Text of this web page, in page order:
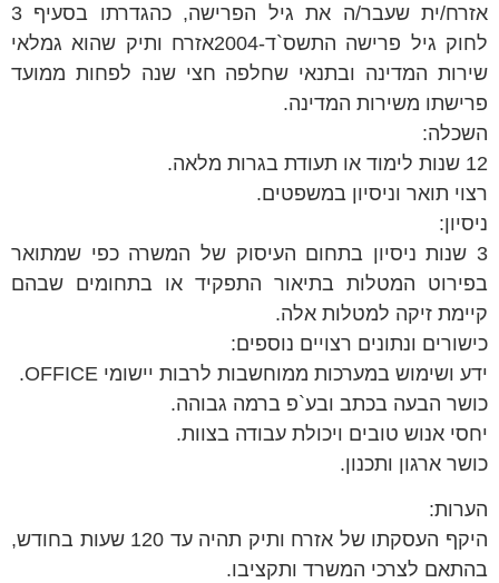
אזרח/ית שעבר/ה את גיל הפרישה, כהגדרתו בסעיף 3
לחוק גיל פרישה התשס`ד-2004אזרח ותיק שהוא גמלאי
שירות המדינה ובתנאי שחלפה חצי שנה לפחות ממועד
פרישתו משירות המדינה.
השכלה:
12 שנות לימוד או תעודת בגרות מלאה.
רצוי תואר וניסיון במשפטים.
ניסיון:
3 שנות ניסיון בתחום העיסוק של המשרה כפי שמתואר
בפירוט המטלות בתיאור התפקיד או בתחומים שבהם
קיימת זיקה למטלות אלה.
כישורים ונתונים רצויים נוספים:
ידע ושימוש במערכות ממוחשבות לרבות יישומי OFFICE.
כושר הבעה בכתב ובע`פ ברמה גבוהה.
יחסי אנוש טובים ויכולת עבודה בצוות.
כושר ארגון ותכנון.
הערות:
היקף העסקתו של אזרח ותיק תהיה עד 120 שעות בחודש,
בהתאם לצרכי המשרד ותקציבו.